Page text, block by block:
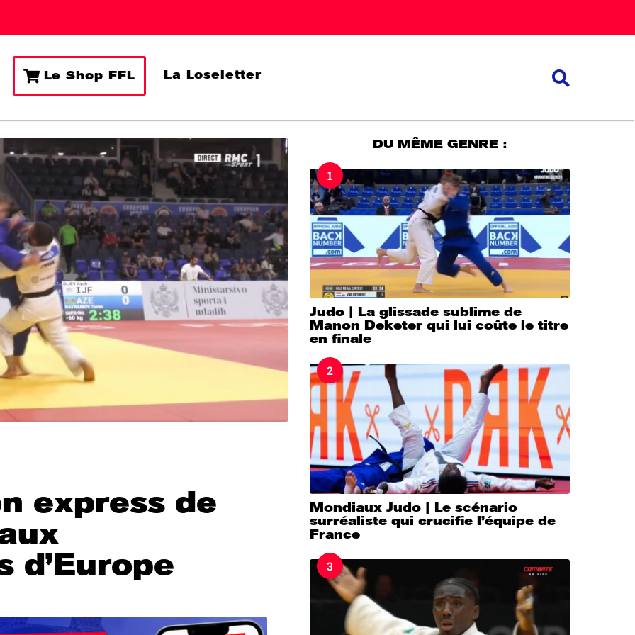
Le Shop FFL La Loseletter
express de
d’Europe
DU MÊME GENRE :
1
Judo | La glissade sublime de
Manon Deketer qui lui coûte le titre
en finale
2
Mondiaux Judo | Le scénario
surréaliste qui crucifie l’équipe de
France
3